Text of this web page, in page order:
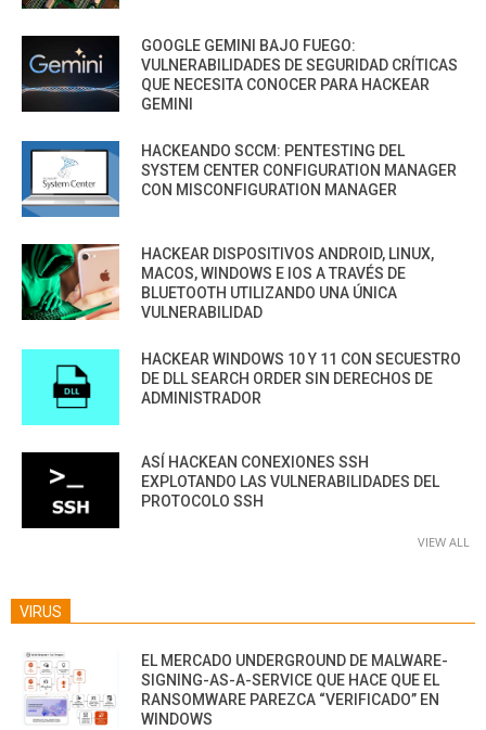
GOOGLE GEMINI BAJO FUEGO:
VULNERABILIDADES DE SEGURIDAD CRÍTICAS
QUE NECESITA CONOCER PARA HACKEAR
GEMINI
HACKEANDO SCCM: PENTESTING DEL
SYSTEM CENTER CONFIGURATION MANAGER
CON MISCONFIGURATION MANAGER
HACKEAR DISPOSITIVOS ANDROID, LINUX,
MACOS, WINDOWS E IOS A TRAVÉS DE
BLUETOOTH UTILIZANDO UNA ÚNICA
VULNERABILIDAD
HACKEAR WINDOWS 10 Y 11 CON SECUESTRO
DE DLL SEARCH ORDER SIN DERECHOS DE
ADMINISTRADOR
ASÍ HACKEAN CONEXIONES SSH
EXPLOTANDO LAS VULNERABILIDADES DEL
PROTOCOLO SSH
VIEW ALL
VIRUS
EL MERCADO UNDERGROUND DE MALWARE-
SIGNING-AS-A-SERVICE QUE HACE QUE EL
RANSOMWARE PAREZCA “VERIFICADO” EN
WINDOWS